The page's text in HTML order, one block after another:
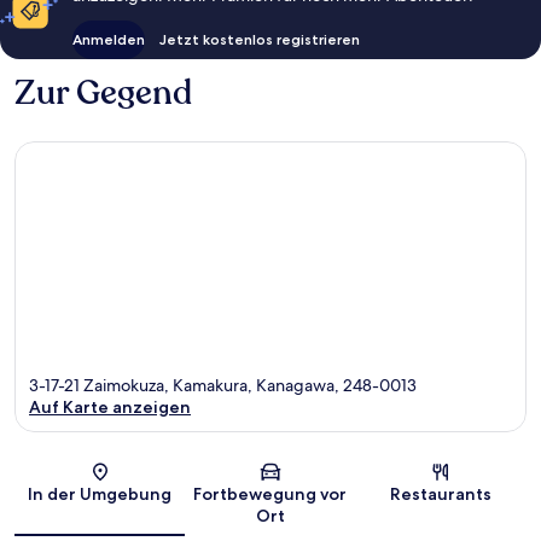
Anmelden Jetzt kostenlos registrieren
Zur Gegend
Karte
3-17-21 Zaimokuza, Kamakura, Kanagawa, 248-0013
Auf Karte anzeigen
In der Umgebung
Fortbewegung vor
Ort
Restaurants